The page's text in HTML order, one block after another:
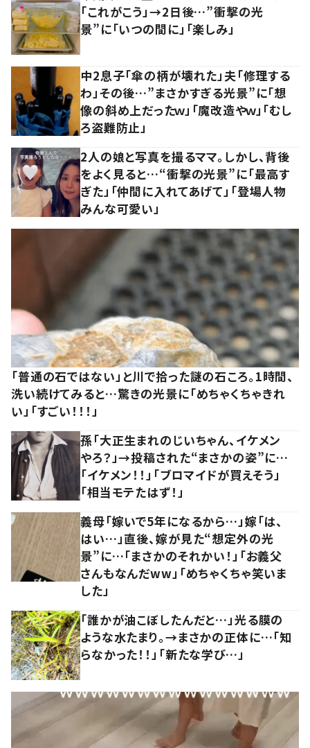
「これがこう」→2日後…”衝撃の光
景”に「いつの間に」「楽しみ」
中2息子「傘の柄が壊れた」夫「修理する
わ」その後…”まさかすぎる光景”に「想
像の斜め上だったｗ」「魔改造やｗ」「むし
ろ盗難防止」
2人の娘と写真を撮るママ。しかし、背後
をよく見ると…“衝撃の光景”に「最高す
ぎた」「仲間に入れてあげて」「登場人物
みんな可愛い」
「普通の石ではない」と川で拾った謎の石ころ。1時間、
洗い続けてみると…驚きの光景に「めちゃくちゃきれ
い」「すごい！！！」
孫「大正生まれのじいちゃん、イケメン
やろ？」→投稿された“まさかの姿”に…
「イケメン！！」「ブロマイドが買えそう」
「相当モテたはず！」
義母「嫁いで5年になるから…」嫁「は、
はい…」直後、嫁が見た“想定外の光
景”に…「まさかのそれかい！」「お義父
さんもなんだww」「めちゃくちゃ笑いま
した」
「誰かが油こぼしたんだと…」光る膜の
ような水たまり。→まさかの正体に…「知
らなかった！！」「新たな学び…」